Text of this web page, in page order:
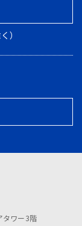
）
ワー3階